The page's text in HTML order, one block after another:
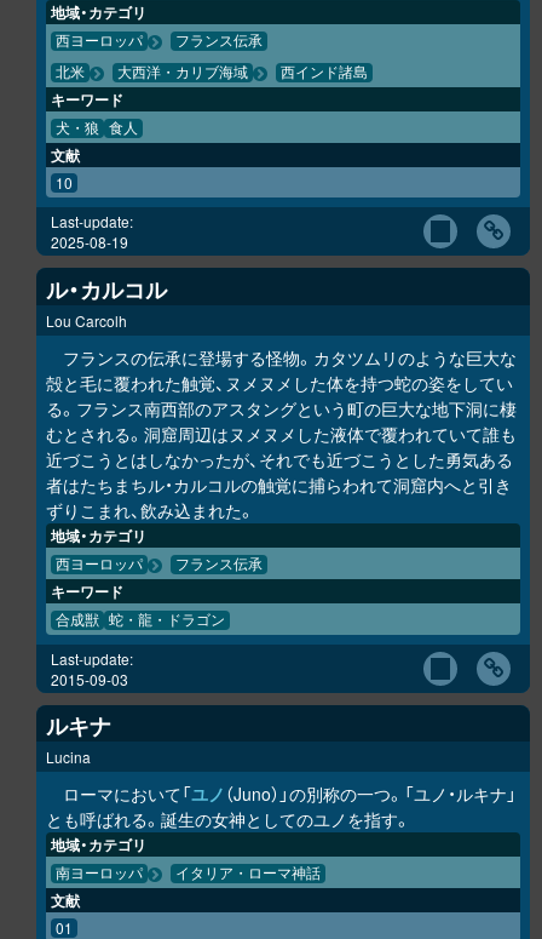
地域・カテゴリ
西ヨーロッパ
フランス伝承
北米
大西洋・カリブ海域 西インド諸島
キーワード
犬・狼 食人
文献
10
Last-update:
2025-08-19
ル・カルコル
Lou Carcolh
フランスの伝承に登場する怪物。カタツムリのような巨大な
殻と毛に覆われた触覚、ヌメヌメした体を持つ蛇の姿をしてい
る。フランス南西部のアスタングという町の巨大な地下洞に棲
むとされる。洞窟周辺はヌメヌメした液体で覆われていて誰も
近づこうとはしなかったが、それでも近づこうとした勇気ある
者はたちまちル・カルコルの触覚に捕らわれて洞窟内へと引き
ずりこまれ、飲み込まれた。
地域・カテゴリ
西ヨーロッパ フランス伝承
キーワード
合成獣 蛇・龍・ドラゴン
Last-update:
2015-09-03
ルキナ
Lucina
ローマにおいて「ユノ （Juno）」の別称の一つ。「ユノ・ルキナ」
とも呼ばれる。誕生の女神としてのユノを指す。
地域・カテゴリ
南ヨーロッパ イタリア・ローマ神話
文献
01